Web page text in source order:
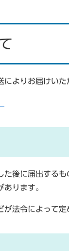
よりお届けいた
後に届出する
ります。
法令によって定